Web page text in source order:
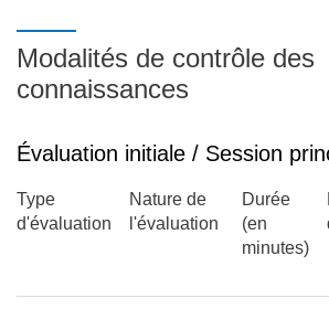
Modalités de contrôle des
connaissances
Évaluation initiale / Session
Type
d'évaluation
Nature de
l'évaluation
Durée
(en
minutes)